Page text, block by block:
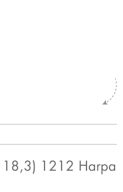
18,3) 1212 Harpa